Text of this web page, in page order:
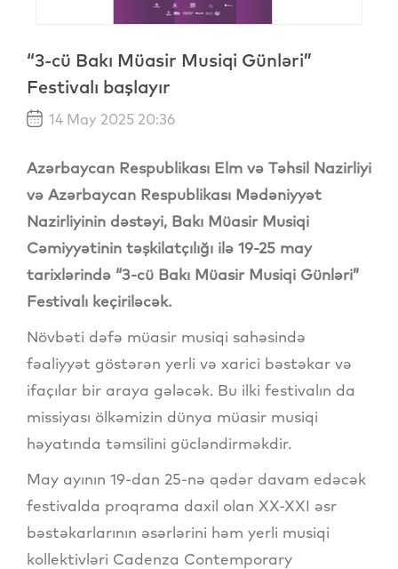
“3-cü Bakı Müasir Musiqi Günləri”
Festivalı başlayır
14 May 2025 20:36
Azərbaycan Respublikası Elm və Təhsil Nazirliyi
və Azərbaycan Respublikası Mədəniyyət
Nazirliyinin dəstəyi, Bakı Müasir Musiqi
Cəmiyyətinin təşkilatçılığı ilə 19-25 may
tarixlərində “3-cü Bakı Müasir Musiqi Günləri”
Festivalı keçiriləcək.
Növbəti dəfə müasir musiqi sahəsində
fəaliyyət göstərən yerli və xarici bəstəkar və
ifaçılar bir araya gələcək. Bu ilki festivalın da
missiyası ölkəmizin dünya müasir musiqi
həyatında təmsilini gücləndirməkdir.
May ayının 19-dan 25-nə qədər davam edəcək
festivalda proqrama daxil olan XX-XXI əsr
bəstəkarlarının əsərlərini həm yerli musiqi
kollektivləri Cadenza Contemporary